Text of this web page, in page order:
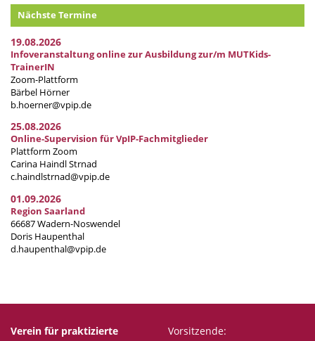
Nächste Termine
19.08.2026
Infoveranstaltung online zur Ausbildung zur/m MUTKids-
TrainerIN
Zoom-Plattform
Bärbel Hörner
b.hoerner@vpip.de
25.08.2026
Online-Supervision für VpIP-Fachmitglieder
Plattform Zoom
Carina Haindl Strnad
c.haindlstrnad@vpip.de
01.09.2026
Region Saarland
66687 Wadern-Noswendel
Doris Haupenthal
d.haupenthal@vpip.de
Verein für praktizierte
Vorsitzende: